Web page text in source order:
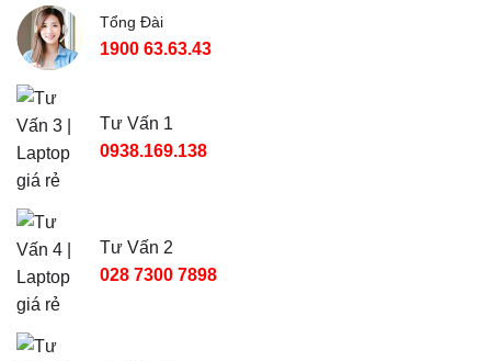
Tổng Đài
1900 63.63.43
Tư Vấn 1
0938.169.138
Tư Vấn 2
028 7300 7898